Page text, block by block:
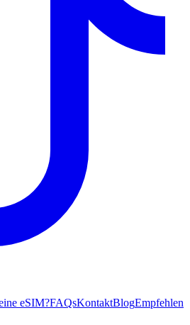
eSIM?FAQsKontaktBlogEmpfehlen